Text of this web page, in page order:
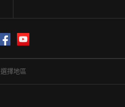
FacebookYouTube
選擇地區